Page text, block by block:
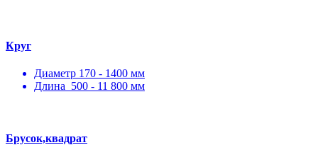
Круг
Диаметр 170 - 1400 мм
Длина 500 - 11 800 мм
Брусок,квадрат